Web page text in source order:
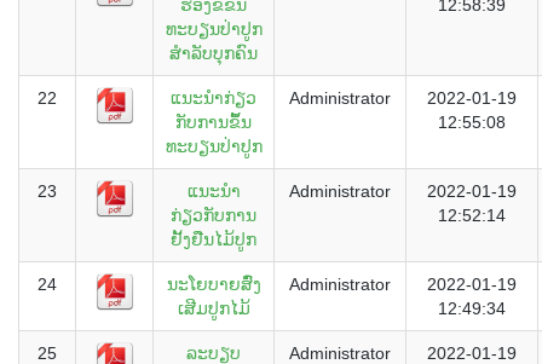
ຮ້ອງຂໍຂຶ້ນ
ທະບຽນປ່າປູກ
ສຳລັບບຸກຄົນ
12:58:39
22
ແນະນໍາກ່ຽວ
ກັບການຂຶ້້ນ
ທະບຽນປ່າປູກ
Administrator
2022-01-19
12:55:08
23
ແນະນໍາ
ກ່ຽວກັບການ
ຢັ້ງຢືນໄມ້ປູກ
Administrator
2022-01-19
12:52:14
24
ນະໂຍບາຍສົົ່ງ
ເສີມປູກໄມ້
Administrator
2022-01-19
12:49:34
25
ລະບຽບ
Administrator
2022-01-19